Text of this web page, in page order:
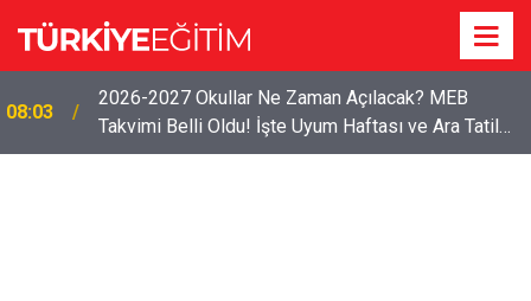
08:03
2026-2027 Okullar Ne Zaman Açılacak? MEB
Takvimi Belli Oldu! İşte Uyum Haftası ve Ara Tatil
Tarihleri